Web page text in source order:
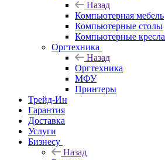
Назад
Компьютерная мебель
Компьютерные столы
Компьютерные кресла
Оргтехника
Назад
Оргтехника
МФУ
Принтеры
Трейд-Ин
Гарантия
Доставка
Услуги
Бизнесу
Назад